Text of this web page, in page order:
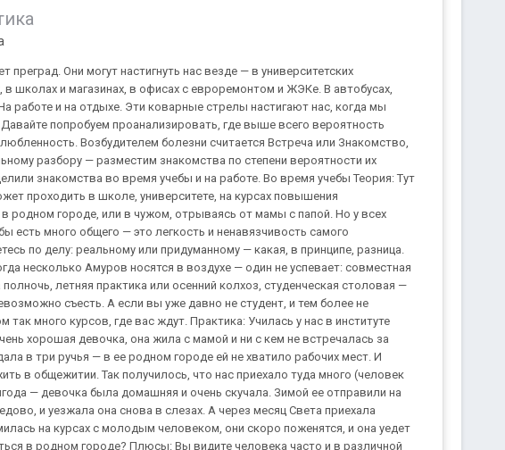
— как бы передать эстафету. Но как-то оно не заладилось. Вначале Таня-1 собиралась взять подругу дружкой на свадьбу, а Сашу (так звали кандидата на знакомство) — боярином. Но если с дружкой все получилось, то с боярином нет — Саша не смог приехать. Потом были попытки номер 2 и 3, но и они заканчивались неудачей. Мы все решили, что не судьба. Но Таня-1 не сдавалась. Был предпринят контрудар: Таня и Саша приглашались крестными к новорожденной дочке Тани-1. На крестинах они впервые увиделись. И это действительно оказалась судьба. Плюсы: За вас частично решили. Достаточно неплохой вариант для нерешительных людей. Минусы: Многие люди просто не переносят подобного вмешательства в их жизнь. На третьем месте оказались службы знакомств. Теория: Долго колебалась, на какое место поставить эти знакомства. Обычно там что-то находят, но тут необходимо терпение, выдержка и четкое знание, чего ты хочешь. Казалось бы, при таком расчетливом подходе Амуру делать нечего. Ан нет, число успешных продолжений знакомств достаточно высоко. Лично меня смущает большое поле для выбора. И все это кажется несколько утомительным. Практика: Один очень хороший парень, общительный и «без вредных привычек» познакомился со своей будущей женой по объявлению. Я не выдержала, спросила: — Как же так? Ты же легко знакомишься с девушками? — Конечно, легко. Но так же легко и расстаюсь. А тут другое. Может, ему стало жалко затраченного времени, кто знает? Или все-таки судьба? Плюсы: Большой выбор. Минусы: Большой выбор. Не всегда действительность соответствует той информации, которая предоставляется в объявлении. Четвертое место отдано курортным романам. Теория: О, эти длинноногие красавицы в бикини! Еще вчера они были незаметными бухгалтерами или учителями, а сегодня мужчины падают, и сами в штабеля складываются. Течение болезни тяжелое, высокая температура, сильное сердцебиение. Но вот отпуск окончен, и все симптомы быстро проходят. Продолжение случается, но очень редко. Практика: Даша всегда с недоверием относилась к знакомствам на море. Однажды она отдыхала в маленьком приморском городке. Девушка приехала к тете и откровенно скучала. Но все равно, всех клеящихся курортников она вежливо отшивала. А потом произошла история, которая изменила ее жизнь. Штормило. Даша очень любила купаться в такую погоду. И хоть она хорошо плавала, в этот раз Даша чуть не утонула. Ее вытащил на берег парень. Искусственное дыхание делать не пришлось. А познакомиться они познакомились. Оставшуюся неделю они не расставались, к тому же выяснилось, что они из одного города. И сейчас они по-прежнему вместе. Плюсы: Очень романтично. Минусы: Для дальнейшего успешного продолжения знакомства необходимо уметь писать. Или быть готовым к большим счетам за телефон. Пятое место прочно завоевано знакомствами через Интернет. Теория: Сейчас очень популярно знакомиться в чатах. Но надо вам сказать — прогнозы не очень утешительны. В реале и в интернете — два разных человека. Наш виртуальный образ в какой-то мере сильнее раскрывает нашу внутреннюю сущность, потому что в реале мы научились носить маски и закрываться. С другой стороны, мы виртуальные — это во многом то, какими мы хотим быть в реальной жизни, но не хватает смелости. Вот вы нашли замечательного виртуального собеседника (кстати, это не так легко, как кажется). Вы узнаете его вкусы и принимаете кучу комплиментов вашему уму и чувству юмора. То есть любви еще нет, а взаимопонимание уже установилось. Да, пока вы не вышли за рамки виртуального знакомства, это просто великолепно. Но вот вы решили все-таки познакомиться в живую. И все. Ну, или не совсем все, но в любом случае легкое разочарование или сильный шок при зрительном контакте вы испытаете. Но у интернет-знакомств потенциал есть, ведь можно не спеша узнать взгляды друг друга на какие-то глобальные или не очень ценности. Так что дерзайте! Практика: В одном чате познакомились Kisa и NEO. Они оказались из одного города. Они очень неплохо общались вначале в чате, потом и по аське. Однажды всеми завсегдатаями чата было решено попить пивка. Попили, перезнакомились. Kisa оказалась очень симпатичной толстушкой, но совсем не во вкусе NEO. Они продолжают общаться в чате, но в любовь это все не переросло. Плюсы: Возможность не спеша узнать вкусы другого. Минусы: Не всегда соответствие виртуального и реального знакомого. На шестом месте — знакомство в поездах, на улице, в общественном транспорте, в магазинах. Теория: Тут много говорить не приходится — с каждым из нас случалось что-то подобное, и, за редким исключением, ничего путного из этого не выходит. Практика: Аллочка — очень симпатичная девушка и к тому общительная. Она умудряется знакомиться везде, даже на приеме у стоматолога. Прошлой весной она ехала к родителям в поезде. Ее соседом по купе был очень симпатичный парень. Они много разговаривали, вместе выходили курить. Парень выскакивал на остановках и возвращался с пирожками, грушами, водой и даже цветами. В общем, Аллочка к концу пути совсем растаяла. Они обменялись телефонами и расстались. А Аллочка обнаружила, что у нее пропали деньги — достаточно крупная сумма. После этого случая она стала осторожнее. Плюсы: От вас зависит продолжать или не продолжать знакомство. Минусы: Такие знакомства почему-то не нравятся мамам. Следующий тип знакомства я вынесла в отдельный пункт и не могу точно определить его место: Встреча бывших одноклассников. Теория: Редкие случаи. Но как это ни странно, почти всегда с удачным продолжением — в школе в упор друг друга не замечали, но потом проходит год, два, а то и все десять лет, встречаются и что-то вспыхивает. И Амур уже тут как тут и обычно не промазывает. Практика: Одна моя знакомая сказала, что была сражена, увидев своего бывшего одноклассника в летной форме. «Понимаешь, мы в школе всегда влюблялись